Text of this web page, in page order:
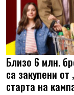
Близо 6 млн.
са закупени
старта на